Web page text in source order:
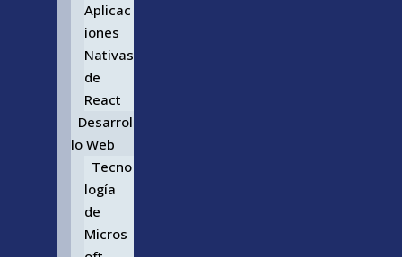
Aplicac
iones
Nativas
de
React
Desarrol
lo Web
Tecno
logía
de
Micros